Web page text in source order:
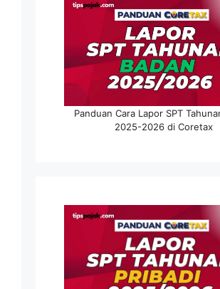
Panduan Cara Lapor SPT
2025-2026 di Coretax